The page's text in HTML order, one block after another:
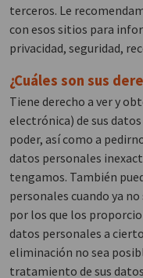
terceros. Le
con esos sitios para
privacidad, seguridad,
¿Cuáles son sus
Tiene derecho a ver y
electrónica) de sus
poder, así como a
datos personales
tengamos. También
personales cuando ya
por los que los
datos personales a
eliminación no sea
tratamiento de sus